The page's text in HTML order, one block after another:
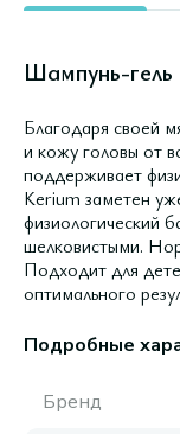
Шампунь-гель
Благодаря своей
и кожу головы от
поддерживает
Kerium заметен
физиологический
шелковистыми.
Подходит для
оптимального
Подробные
Бренд